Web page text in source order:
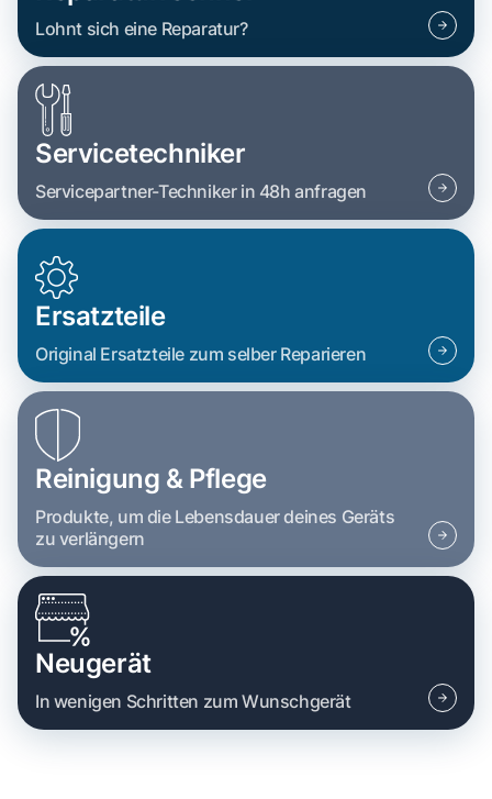
Lohnt sich eine Reparatur?
Servicetechniker
Servicepartner-Techniker in 48h anfragen
Ersatzteile
Original Ersatzteile zum selber Reparieren
Reinigung & Pflege
Produkte, um die Lebensdauer deines Geräts
zu verlängern
Neugerät
In wenigen Schritten zum Wunschgerät